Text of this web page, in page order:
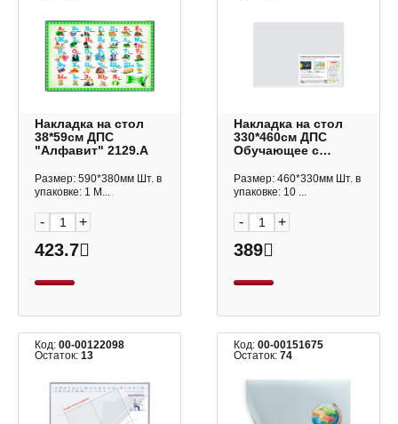
Накладка на стол
38*59см ДПС
"Алфавит" 2129.А
Размер: 590*380мм Шт. в
упаковке: 1 М...
- +
423.7
Накладка на стол
330*460см ДПС
Обучающее с
сменными листами
2931.ОБ
Размер: 460*330мм Шт. в
упаковке: 10 ...
- +
389
Код: 00-00122098
Остаток: 13
Код:00-00151675
Остаток:74